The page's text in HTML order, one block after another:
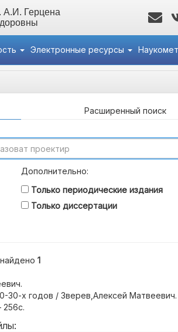
А.И. Герцена
Электронные ресурсы
Расширенный поиск
Дополнительно:
Только периодические издания
Только диссертации
, найдено 1
30-х годов / Зверев,Алексей